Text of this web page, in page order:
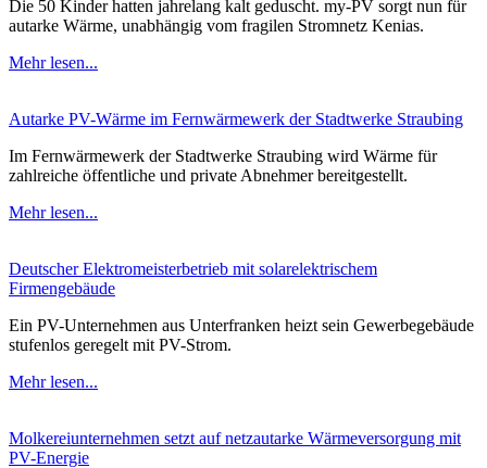
Die 50 Kinder hatten jahrelang kalt geduscht. my-PV sorgt nun für
autarke Wärme, unabhängig vom fragilen Stromnetz Kenias.
Mehr lesen...
Autarke PV-Wärme im Fernwärmewerk der Stadtwerke Straubing
Im Fernwärmewerk der Stadtwerke Straubing wird Wärme für
zahlreiche öffentliche und private Abnehmer bereitgestellt.
Mehr lesen...
Deutscher Elektromeisterbetrieb mit solarelektrischem
Firmengebäude
Ein PV-Unternehmen aus Unterfranken heizt sein Gewerbegebäude
stufenlos geregelt mit PV-Strom.
Mehr lesen...
Molkereiunternehmen setzt auf netzautarke Wärmeversorgung mit
PV-Energie